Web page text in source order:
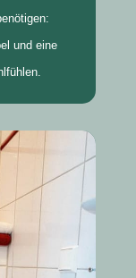
und eine